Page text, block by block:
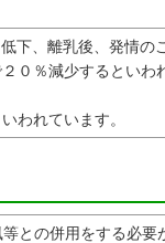
下、離乳後、発情の
０％減少するといわ
われています。
との併用をする必要